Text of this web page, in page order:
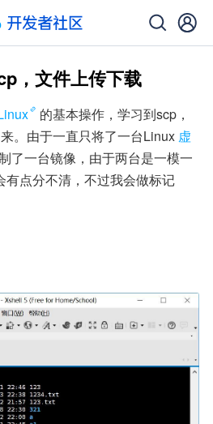
，文件上传下载
的基本操作，学习到scp，
。由于一直只将了一台Linux 虚
了一台镜像，由于两台是一模一
有点分不清，不过我会做标记